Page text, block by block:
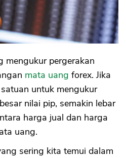
mata uang forex. Jika
untuk mengukur
nilai pip, semakin lebar
harga jual dan harga
uang.
sering kita temui dalam